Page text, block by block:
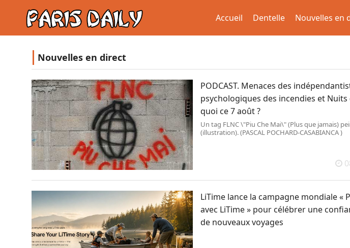
Accueil Dentelle Nouvelles en
Nouvelles en direct
PODCAST. Menaces des
psychologiques des incendies et
quoi ce 7 août ?
Un tag FLNC \"Piu Che Mai\" (Plus que jamais)
(illustration). (PASCAL POCHARD-CASABIANCA )
LiTime lance la campagne mondiale «
avec LiTime » pour célébrer une
de nouveaux voyages